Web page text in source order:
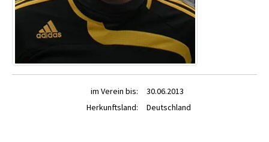
im Verein bis:
30.06.2013
Herkunftsland:
Deutschland